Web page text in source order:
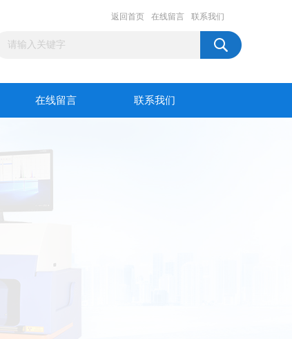
返回首页 在线留言 联系我们
在线留言 联系我们